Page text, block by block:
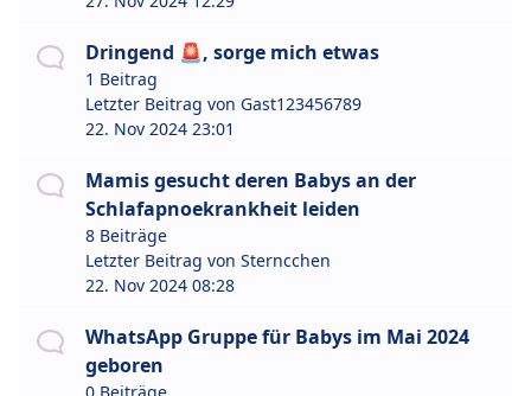
Dringend 🚨, sorge mich etwas
1 Beitrag
Letzter Beitrag von Gast123456789
22. Nov 2024 23:01
Mamis gesucht deren Babys an der
Schlafapnoekrankheit leiden
8 Beiträge
Letzter Beitrag von Sterncchen
22. Nov 2024 08:28
WhatsApp Gruppe für Babys im Mai 2024
geboren